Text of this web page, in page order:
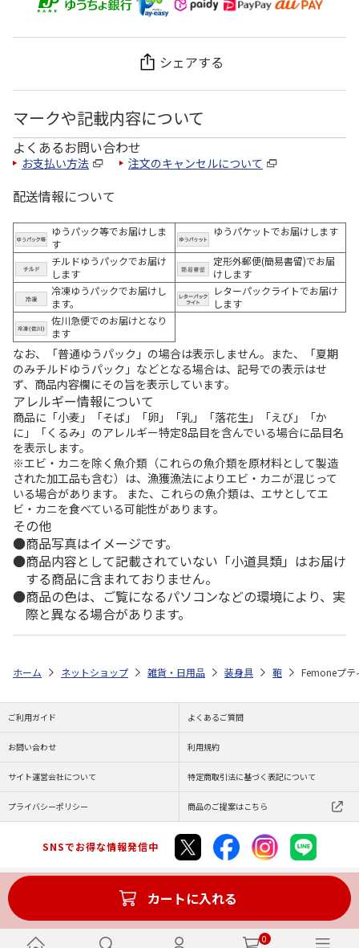
0
シェアする
マークや記載内容について
よくあるお問い合わせ
お支払い方法 注文のキャンセルについて
配送情報について
ゆうパック等でお届けしま
す
ゆうパケットでお届けします
チルドゆうパックでお届け
します
定形外郵便(簡易書留)でお届
けします
冷凍ゆうパックでお届けし
ます。
レターパックライトでお届け
します
佐川急便でのお届けとなり
ます
なお、「普通ゆうパック」の場合は表示しません。また、「夏期
のみチルドゆうパック」などとなる場合は、記号での表示はせ
ず、商品内容欄にその旨を表示しています。
アレルギー情報について
商品に「小麦」「そば」「卵」「乳」「落花生」「えび」「か
に」「くるみ」のアレルギー特定8品目を含んでいる場合に品目名
を表示します。
※エビ・カニを除く魚介類（これらの魚介類を原材料として製造
された加工品も含む）は、漁獲漁法によりエビ・カニが混じって
いる場合があります。 また、これらの魚介類は、エサとしてエ
ビ・カニを食べている可能性があります。
その他
商品写真はイメージです。
商品内容として記載されていない「小道具類」はお届け
する商品に含まれておりません。
商品の色は、ご覧になるパソコンなどの環境により、実
際と異なる場合があります。
カートに入れる
ホーム ネットショップ 雑貨・日用品 装身具 鞄 Femoneプ
ご利用ガイド よくあるご質問
お問い合わせ 利用規約
サイト運営会社について 特定商取引法に基づく表記について
プライバシーポリシー 商品のご提案はこちら
SNSでお得な情報発信中